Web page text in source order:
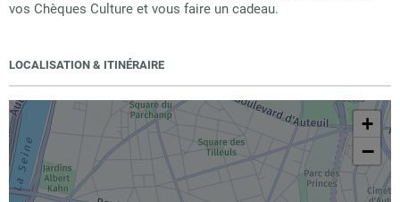
vos Chèques Culture et vous faire un cadeau.
LOCALISATION & ITINÉRAIRE
+
−